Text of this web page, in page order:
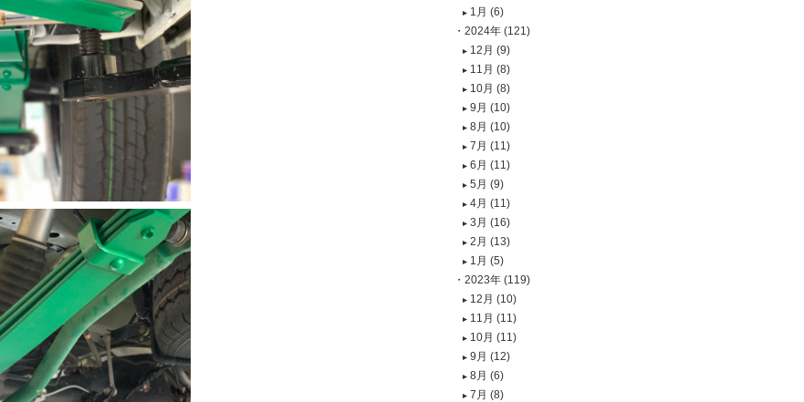
1月 (6)
2024年 (121)
12月 (9)
11月 (8)
10月 (8)
9月 (10)
8月 (10)
7月 (11)
6月 (11)
5月 (9)
4月 (11)
3月 (16)
2月 (13)
1月 (5)
2023年 (119)
12月 (10)
11月 (11)
10月 (11)
9月 (12)
8月 (6)
7月 (8)